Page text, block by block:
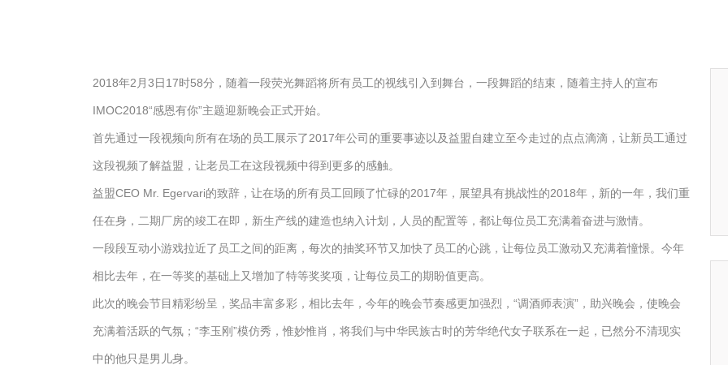
2018年2月3日17时58分，随着一段荧光舞蹈将所有员工的视线引入到舞台，一段舞蹈的结束，随着主持人的宣布
IMOC2018“感恩有你”主题迎新晚会正式开始。
首先通过一段视频向所有在场的员工展示了2017年公司的重要事迹以及益盟自建立至今走过的点点滴滴，让新员工通过
这段视频了解益盟，让老员工在这段视频中得到更多的感触。
益盟CEO Mr. Egervari的致辞，让在场的所有员工回顾了忙碌的2017年，展望具有挑战性的2018年，新的一年，我们重
任在身，二期厂房的竣工在即，新生产线的建造也纳入计划，人员的配置等，都让每位员工充满着奋进与激情。
一段段互动小游戏拉近了员工之间的距离，每次的抽奖环节又加快了员工的心跳，让每位员工激动又充满着憧憬。今年
相比去年，在一等奖的基础上又增加了特等奖奖项，让每位员工的期盼值更高。
此次的晚会节目精彩纷呈，奖品丰富多彩，相比去年，今年的晚会节奏感更加强烈，“调酒师表演”，助兴晚会，使晚会
充满着活跃的气氛；“李玉刚”模仿秀，惟妙惟肖，将我们与中华民族古时的芳华绝代女子联系在一起，已然分不清现实
中的他只是男儿身。